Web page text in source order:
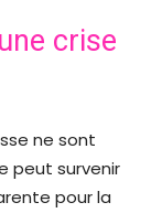
crise
ne sont
peut survenir
pour la